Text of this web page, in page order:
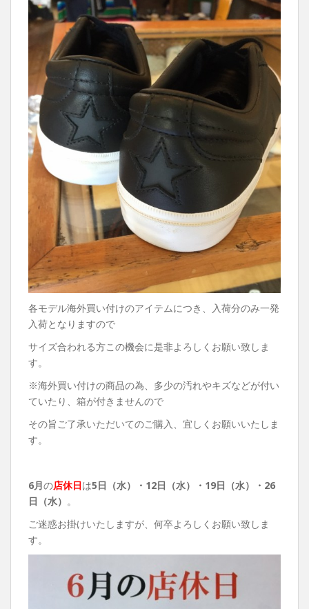
各モデル海外買い付けのアイテムにつき、入荷分のみ一発
入荷となりますので
サイズ合われる方この機会に是非よろしくお願い致しま
す。
※海外買い付けの商品の為、多少の汚れやキズなどが付い
ていたり、箱が付きませんので
その旨ご了承いただいてのご購入、宜しくお願いいたしま
す。
6月の店休日は5日（水）・12日（水）・19日（水）・26
日（水） 。
ご迷惑お掛けいたしますが、何卒よろしくお願い致しま
す。